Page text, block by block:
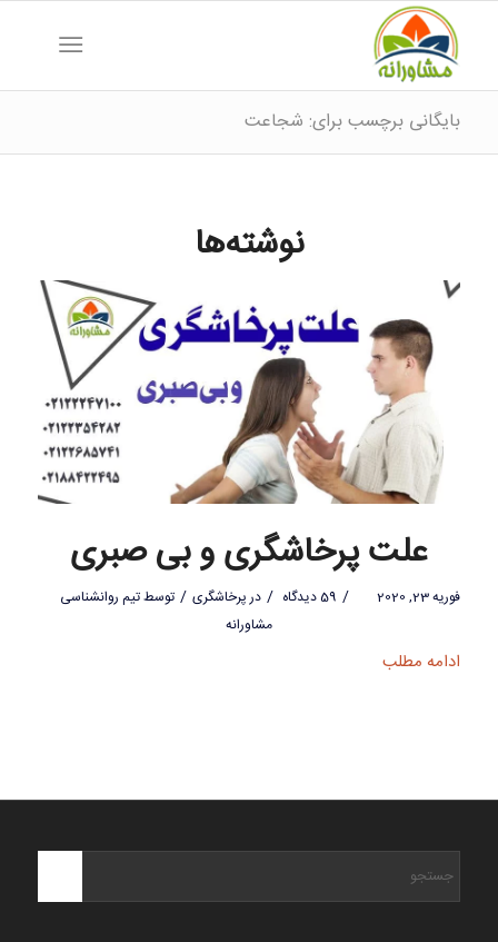
بایگانی برچسب برای: شجاعت
نوشته‌ها
علت پرخاشگری و بی صبری
فوریه 23, 2020 / 59 دیدگاه / درپرخاشگری / توسطتیم روانشناسی
مشاورانه
ادامه مطلب